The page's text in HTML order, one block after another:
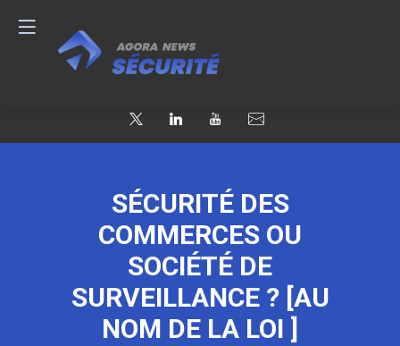
SÉCURITÉ DES
COMMERCES OU
SOCIÉTÉ DE
SURVEILLANCE ? [AU
NOM DE LA LOI ]